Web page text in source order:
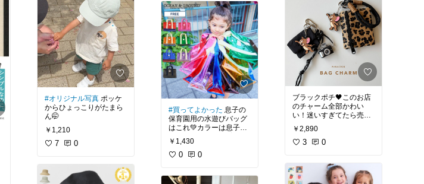
#オリジナル写真 ポッケ
からひょっこりがたまら
ん🤭
￥1,210
7 0
#買ってよかった 息子の
保育園用の水遊びバッグ
はこれ💚カラーは息子が
選んだグリーンに♪普通に
オシャレで長く使えそ
う！
￥1,430
0 0
ブラックポチ🖤このお店
のチャーム全部かわい
い！迷いすぎてたら売り
切れ続出👀
￥2,890
3 0